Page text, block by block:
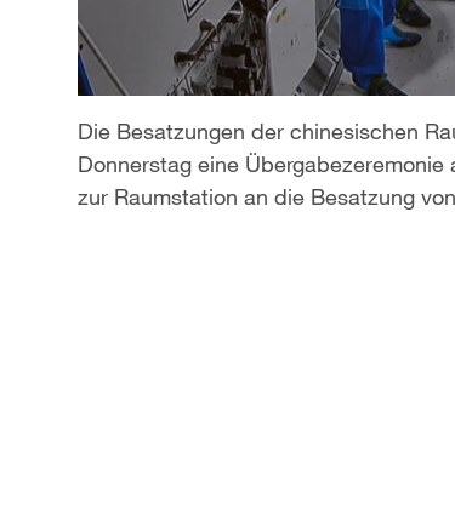
Die Besatzungen der chinesischen
Donnerstag eine
zur Raumstation an die Besatzung